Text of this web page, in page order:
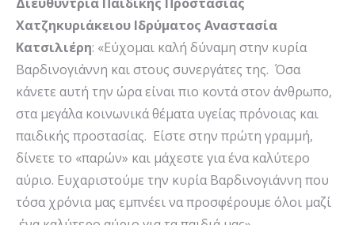
Χατζηκυριάκειου Ιδρύματος Αναστασία
Κατσιλιέρη: «Εύχομαι καλή δύναμη στην κυρία
Βαρδινογιάννη και στους συνεργάτες της. Όσα
κάνετε αυτή την ώρα είναι πιο κοντά στον άνθρωπο,
στα μεγάλα κοινωνικά θέματα υγείας πρόνοιας και
παιδικής προστασίας. Είστε στην πρώτη γραμμή,
δίνετε το «παρών» και μάχεστε για ένα καλύτερο
αύριο. Ευχαριστούμε την κυρία Βαρδινογιάννη που
τόσα χρόνια μας εμπνέει να προσφέρουμε όλοι μαζί